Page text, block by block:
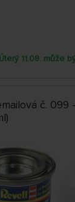
Úterý 11.08. může
č. 099